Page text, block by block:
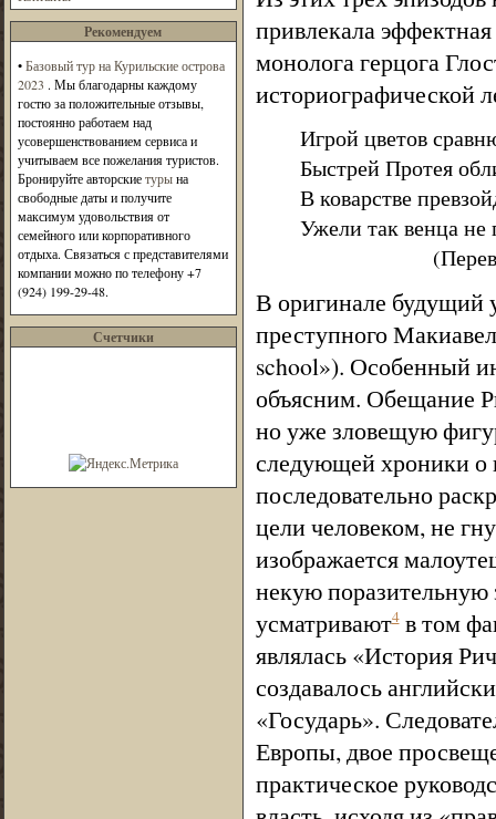
Рекомендуем
•Базовый тур на Курильские острова
2023 . Мы благодарны каждому
гостю за положительные отзывы,
постоянно работаем над
усовершенствованием сервиса и
учитываем все пожелания туристов.
Бронируйте авторскиетурына
свободные даты и получите
максимум удовольствия от
семейного или корпоративного
отдыха. Связаться с представителями
компании можно по телефону +7
(924) 199-29-48.
Счетчики
привлекала
монолога герцога
историографической
Игрой цветов
Быстрей Протея
В коварстве
Ужели так венца не
(Перевод Е.
В оригинале будущий
преступного
school»). Особенный
объясним. Обещание
но уже зловещую
следующей хроники о
последовательно
цели человеком, не
изображается
некую поразительную
усматривают4в том
являлась «История
создавалось
«Государь».
Европы, двое
практическое